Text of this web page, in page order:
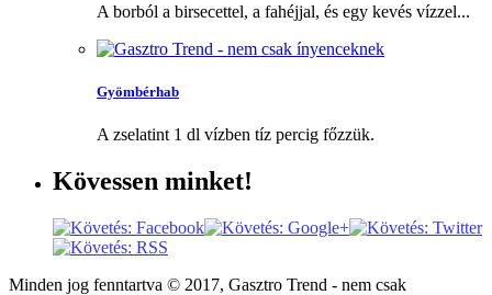
A borból a birsecettel, a fahéjjal, és egy kevés vízzel...
Gyömbérhab
A zselatint 1 dl vízben tíz percig főzzük.
Kövessen minket!
Minden jog fenntartva © 2017, Gasztro Trend - nem csak